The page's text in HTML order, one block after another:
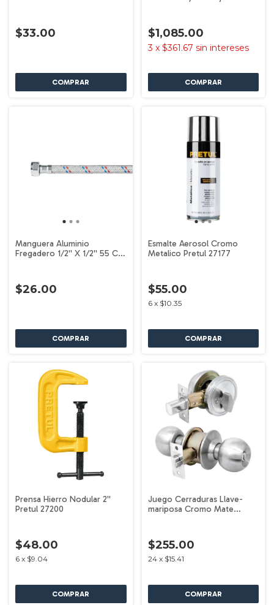
$33.00 $1,085.00
3 x $361.67 sin intereses
Manguera Aluminio
Fregadero 1/2'' X 1/2'' 55 Cm
$26.00
Esmalte Aerosol Cromo
Metalico Pretul 27177
$55.00
6 x $10.35
Prensa Hierro Nodular 2''
Pretul 27200
$48.00
6 x $9.04
Juego Cerraduras Llave-
mariposa Cromo Mate
$255.00
24 x $15.41